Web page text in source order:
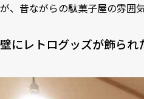
が、昔ながらの駄菓子屋の雰囲
壁にレトログッズが飾られ